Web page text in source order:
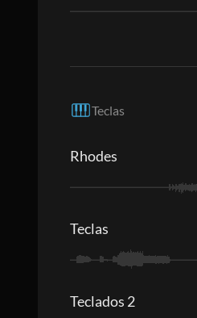
Teclas
Rhodes
Teclas
Teclados 2